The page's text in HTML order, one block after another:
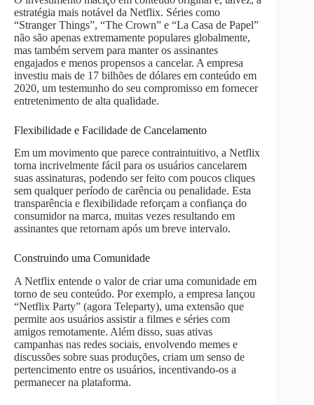
estratégia mais notável da Netflix. Séries como
“Stranger Things”, “The Crown” e “La Casa de Papel”
não são apenas extremamente populares globalmente,
mas também servem para manter os assinantes
engajados e menos propensos a cancelar. A empresa
investiu mais de 17 bilhões de dólares em conteúdo em
2020, um testemunho do seu compromisso em fornecer
entretenimento de alta qualidade.
Flexibilidade e Facilidade de Cancelamento
Em um movimento que parece contraintuitivo, a Netflix
torna incrivelmente fácil para os usuários cancelarem
suas assinaturas, podendo ser feito com poucos cliques
sem qualquer período de carência ou penalidade. Esta
transparência e flexibilidade reforçam a confiança do
consumidor na marca, muitas vezes resultando em
assinantes que retornam após um breve intervalo.
Construindo uma Comunidade
A Netflix entende o valor de criar uma comunidade em
torno de seu conteúdo. Por exemplo, a empresa lançou
“Netflix Party” (agora Teleparty), uma extensão que
permite aos usuários assistir a filmes e séries com
amigos remotamente. Além disso, suas ativas
campanhas nas redes sociais, envolvendo memes e
discussões sobre suas produções, criam um senso de
pertencimento entre os usuários, incentivando-os a
permanecer na plataforma.